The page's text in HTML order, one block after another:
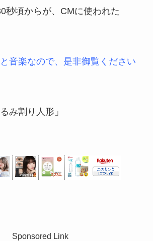
秒頃からが、CMに使われた
音楽なので、是非御覧ください
み割り人形」
Sponsored Link